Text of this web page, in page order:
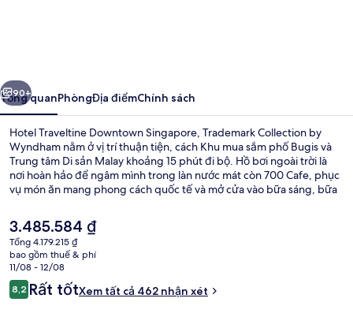
Trademark
Collection
by
Wyndham
Tiếp
90+
Tổng quanPhòngĐịa điểmChính sách
Hotel Traveltine Downtown Singapore, Trademark Collection by
Wyndham nằm ở vị trí thuận tiện, cách Khu mua sắm phố Bugis và
Trung tâm Di sản Malay khoảng 15 phút đi bộ. Hồ bơi ngoài trời là
nơi hoàn hảo để ngâm mình trong làn nước mát còn 700 Cafe, phục
vụ món ăn mang phong cách quốc tế và mở cửa vào bữa sáng, bữa
tiện nghi nổi trội khác bao gồm trung tâm thể thao và quán bar/khu
lounge. Du khách đánh giá cao nhân viên nhiệt tình. Dịch vụ giao
thông công cộng chỉ cách một quãng đi bộ ngắn: cách Ga Nicoll
Highway 6 phút và Ga Lavender 11 phút.
Giá
hiện
tại
là
3.485.584 ₫
3.485.584 ₫
Tổng 4.179.215 ₫
bao gồm thuế & phí
11/08 - 12/08
Nhận
xét
8,28,2 trên 10,
Rất tốtXem tất cả 462 nhận xét